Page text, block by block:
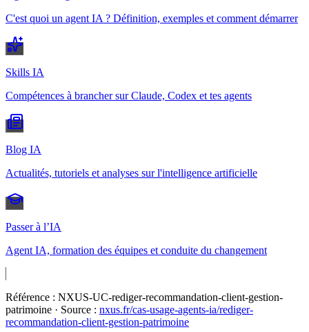
C'est quoi un agent IA ? Définition, exemples et comment démarrer
Skills IA
Compétences à brancher sur Claude, Codex et tes agents
Blog IA
Actualités, tutoriels et analyses sur l'intelligence artificielle
Passer à l’IA
Agent IA, formation des équipes et conduite du changement
Référence : NXUS-UC-rediger-recommandation-client-gestion-
patrimoine · Source : nxus.fr/cas-usage-agents-ia/rediger-
recommandation-client-gestion-patrimoine